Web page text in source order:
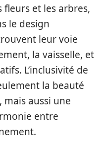
fleurs et les arbres,
le design
leur voie
la vaisselle, et
L’inclusivité de
la beauté
mais aussi une
entre